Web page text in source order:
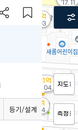
1.68억
'23. 03
3.3억
'21. 04
'17. 11
1.91억
'15. 04
지도
측정
등기/설계